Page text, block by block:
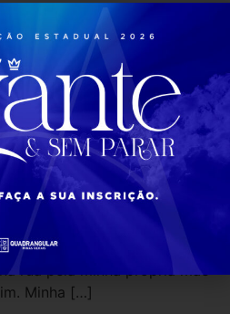
perdí uma empresa, meu
minha dívida era um
diabo tentando me matar,
dois servos de Deus, foi lá
e o […]
vocês. O meu
o levo aos quatro cantos da
vejam o que esse Deus
Sofri um estrupo aos 11 anos
rua pela minha própria mãe
Minha […]